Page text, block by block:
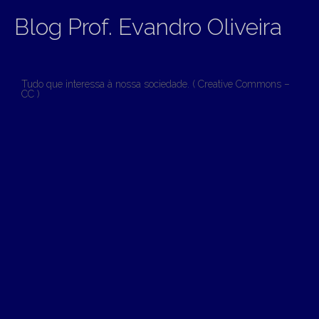
Blog Prof. Evandro Oliveira
Tudo que interessa à nossa sociedade. ( Creative Commons –
CC )